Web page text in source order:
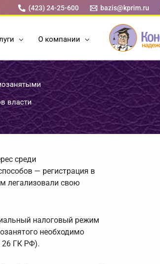
(423) 24-25-600 bazis@kprim.ru
О компании
власти
среди
— регистрация в
легализовали свою
налоговый режим
необходимо
26 ГК РФ).